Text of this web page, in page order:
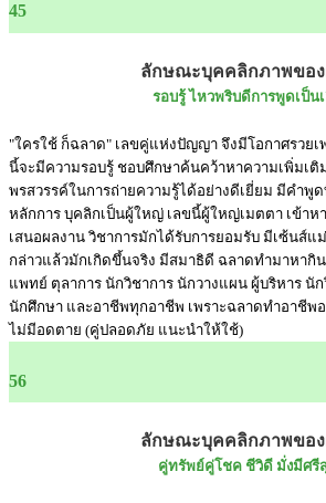
45
ลักษณะบุคคลิกภาพของ
รอบรู้ ไหวพริบดีการพูดเป็น
"ใครใช้ ก็ฉลาด" เลขคู่แห่งปัญญา จึงมีโอกาศรวยเ
นี้จะมีความรอบรู้ ชอบศึกษาค้นคว้าหาความเพิ่มเติ
พรสวรรค์ในการถ่ายความรู้ได้อย่างดีเยี่ยม มีคำพู
หลักการ บุคลิกเป็นผู้ใหญ่ เลขนี้ผู้ใหญ่เมตตา เข้า
เสนอผลงาน วิชาการมักได้รับการยอมรับ มีเซ้นส์แ
กล่าวแล้วมักเกิดขึ้นจริง มีสมาธิดี ฉลาดทำมาหากิ
แพทย์ ตุลาการ นักวิชาการ นักวางแผน ผู้บริหาร นั
นักศึกษา และอาชีพทุกอาชีพ เพราะฉลาดทำอาชีพ
ไม่มีอดตาย (คู่ปลอดภัย แนะนำให้ใช้)
56
ลักษณะบุคคลิกภาพของ
คู่ทรัพย์คู่โชค ชีวิดี มั่งมีศรี